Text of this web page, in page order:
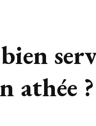
athée ?